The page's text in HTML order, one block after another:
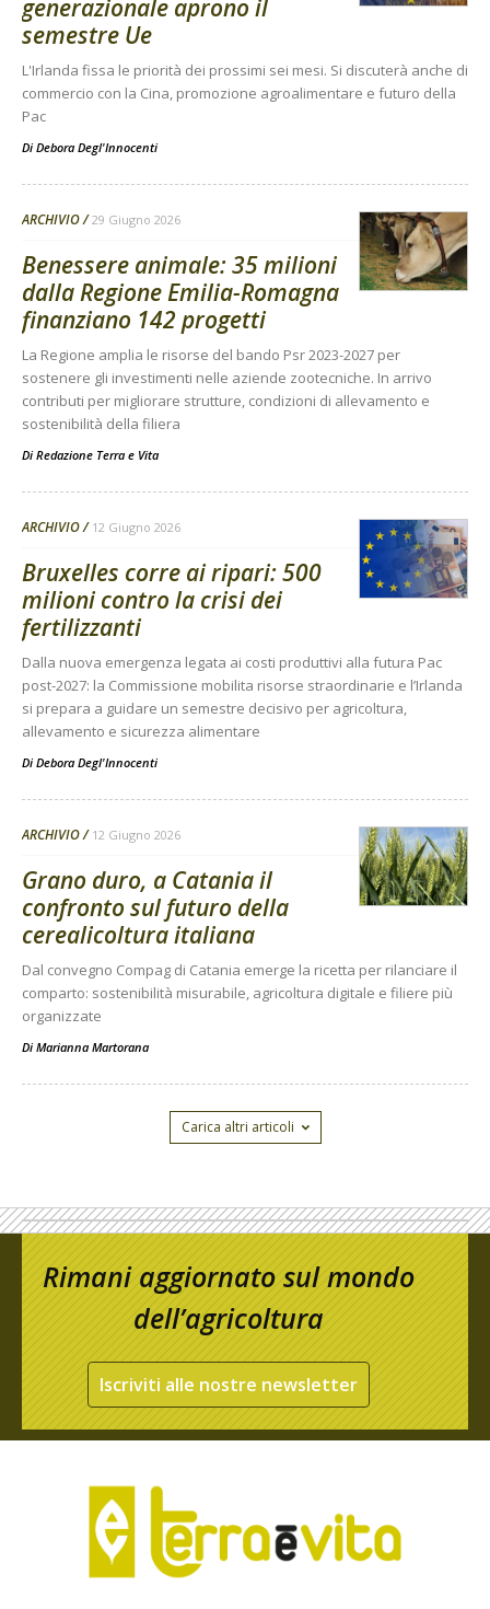
generazionale aprono il
semestre Ue
L'Irlanda fissa le priorità dei prossimi sei mesi. Si discuterà anche di
commercio con la Cina, promozione agroalimentare e futuro della
Pac
Di Debora Degl'Innocenti
ARCHIVIO 29 Giugno 2026
Benessere animale: 35 milioni
dalla Regione Emilia-Romagna
finanziano 142 progetti
La Regione amplia le risorse del bando Psr 2023-2027 per
sostenere gli investimenti nelle aziende zootecniche. In arrivo
contributi per migliorare strutture, condizioni di allevamento e
sostenibilità della filiera
Di Redazione Terra e Vita
ARCHIVIO 12 Giugno 2026
Bruxelles corre ai ripari: 500
milioni contro la crisi dei
fertilizzanti
Dalla nuova emergenza legata ai costi produttivi alla futura Pac
post-2027: la Commissione mobilita risorse straordinarie e l’Irlanda
si prepara a guidare un semestre decisivo per agricoltura,
allevamento e sicurezza alimentare
Di Debora Degl'Innocenti
ARCHIVIO 12 Giugno 2026
Grano duro, a Catania il
confronto sul futuro della
cerealicoltura italiana
Dal convegno Compag di Catania emerge la ricetta per rilanciare il
comparto: sostenibilità misurabile, agricoltura digitale e filiere più
organizzate
Di Marianna Martorana
Carica altri articoli
Rimani aggiornato sul mondo
dell’agricoltura
Iscriviti alle nostre newsletter